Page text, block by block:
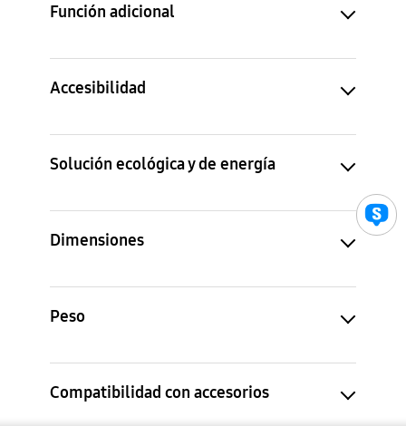
Función adicional
Accesibilidad
Solución ecológica y de energía
Dimensiones
Peso
Compatibilidad con accesorios